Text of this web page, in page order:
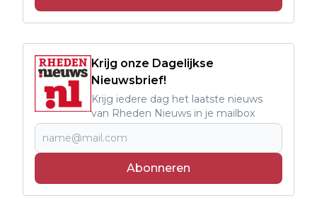
Krijg onze Dagelijkse
Nieuwsbrief!
Krijg iedere dag het laatste nieuws
van Rheden Nieuws in je mailbox
Abonneren